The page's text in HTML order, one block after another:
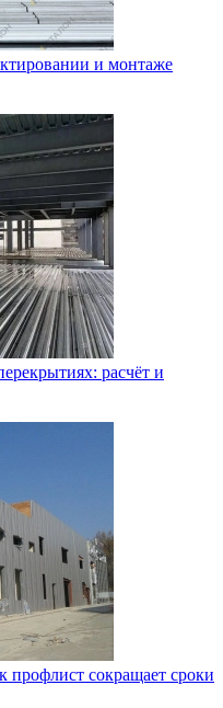
и монтаже
расчёт и
профлист сокращает сроки